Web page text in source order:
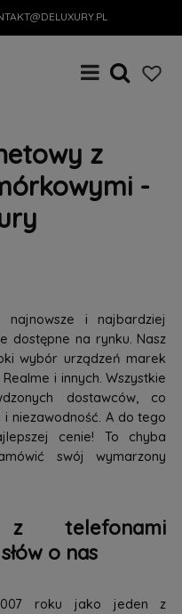
z
-
najnowsze i najbardziej
dostępne na rynku. Nasz
wybór urządzeń marek
i innych. Wszystkie
dostawców, co
niezawodność. A do tego
cenie! To chyba
swój wymarzony
telefonami
o nas
roku jako jeden z